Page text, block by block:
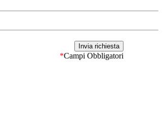
*Campi Obbligatori